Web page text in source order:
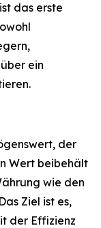
ist das erste
ein
der
Wert beibehält
wie den
Ziel ist es,
der Effizienz